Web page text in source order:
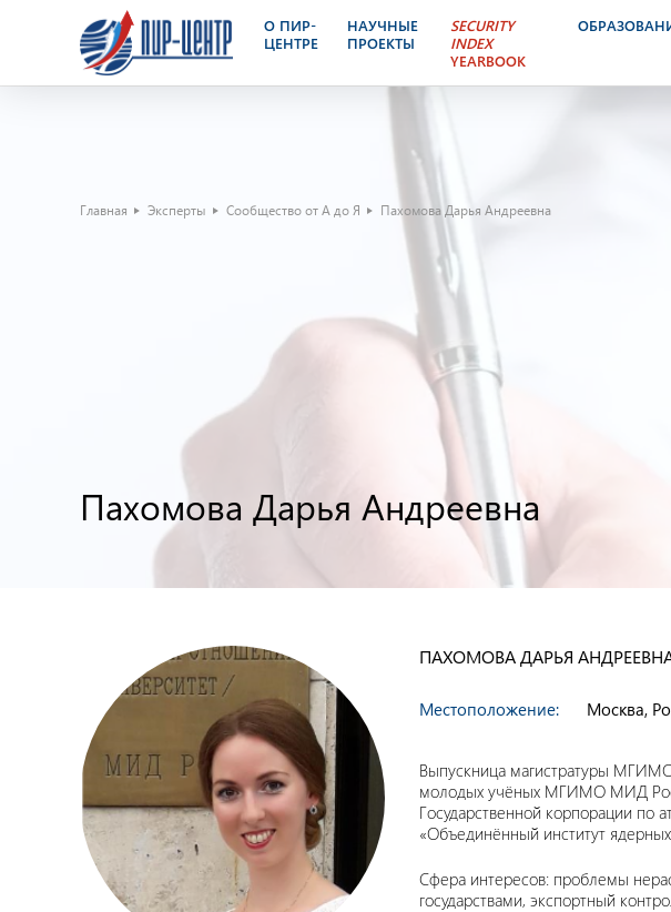
О ПИР-
ЦЕНТРЕ
НАУЧНЫЕ
ПРОЕКТЫ
SECURITY
INDEX
YEARBOOK
Главная Эксперты Сообщество от А до Я Пахомова Дарья Андреевна
Пахомова Дарья Андреевна
ПАХОМОВА ДАРЬЯ
Местоположение: Москва,
Выпускница магистратуры
молодых учёных МГИМО МИД
Государственной корпорации по
«Объединённый институт
Сфера интересов: проблемы
государствами, экспортный